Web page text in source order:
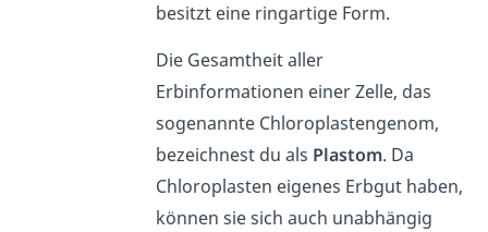
besitzt eine ringartige Form.
Die Gesamtheit aller
Erbinformationen einer Zelle, das
sogenannte Chloroplastengenom,
bezeichnest du als Plastom. Da
Chloroplasten eigenes Erbgut haben,
können sie sich auch unabhängig